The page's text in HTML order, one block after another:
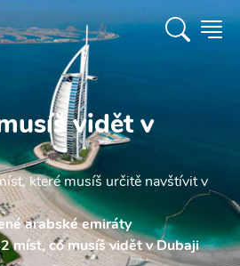
vidět v
které musíš určitě navštívit v
arabské emiráty
míst, co musíš vidět v Dubaji